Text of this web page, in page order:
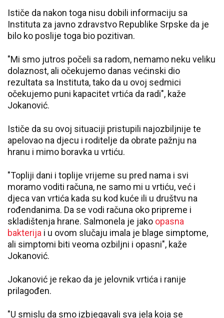
Ističe da nakon toga nisu dobili informaciju sa
Instituta za javno zdravstvo Republike Srpske da je
bilo ko poslije toga bio pozitivan.
"Mi smo jutros počeli sa radom, nemamo neku veliku
dolaznost, ali očekujemo danas većinski dio
rezultata sa Instituta, tako da u ovoj sedmici
očekujemo puni kapacitet vrtića da radi", kaže
Jokanović.
Ističe da su ovoj situaciji pristupili najozbiljnije te
apelovao na djecu i roditelje da obrate pažnju na
hranu i mimo boravka u vrtiću.
"Topliji dani i toplije vrijeme su pred nama i svi
moramo voditi računa, ne samo mi u vrtiću, već i
djeca van vrtića kada su kod kuće ili u društvu na
rođendanima. Da se vodi računa oko pripreme i
skladištenja hrane. Salmonela je jako opasna
bakterija i u ovom slučaju imala je blage simptome,
ali simptomi biti veoma ozbiljni i opasni", kaže
Jokanović.
Jokanović je rekao da je jelovnik vrtića i ranije
prilagođen.
"U smislu da smo izbjegavali sva jela koja se